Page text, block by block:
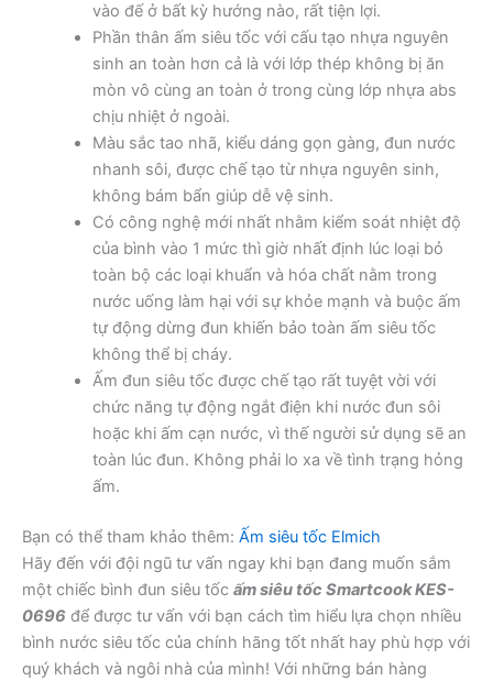
vào đế ở bất kỳ hướng nào, rất tiện lợi.
Phần thân ấm siêu tốc với cấu tạo nhựa nguyên
sinh an toàn hơn cả là với lớp thép không bị ăn
mòn vô cùng an toàn ở trong cùng lớp nhựa abs
chịu nhiệt ở ngoài.
Màu sắc tao nhã, kiểu dáng gọn gàng, đun nước
nhanh sôi, được chế tạo từ nhựa nguyên sinh,
không bám bẩn giúp dễ vệ sinh.
Có công nghệ mới nhất nhằm kiểm soát nhiệt độ
của bình vào 1 mức thì giờ nhất định lúc loại bỏ
toàn bộ các loại khuẩn và hóa chất nằm trong
nước uống làm hại với sự khỏe mạnh và buộc ấm
tự động dừng đun khiến bảo toàn ấm siêu tốc
không thể bị cháy.
Ấm đun siêu tốc được chế tạo rất tuyệt vời với
chức năng tự động ngắt điện khi nước đun sôi
hoặc khi ấm cạn nước, vì thế người sử dụng sẽ an
toàn lúc đun. Không phải lo xa về tình trạng hỏng
ấm.
Bạn có thể tham khảo thêm: Ấm siêu tốc Elmich
Hãy đến với đội ngũ tư vấn ngay khi bạn đang muốn sắm
một chiếc bình đun siêu tốc ấm siêu tốc Smartcook KES-
0696 để được tư vấn với bạn cách tìm hiểu lựa chọn nhiều
bình nước siêu tốc của chính hãng tốt nhất hay phù hợp với
quý khách và ngôi nhà của mình! Với những bán hàng